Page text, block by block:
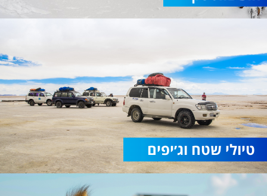
טיולי שטח וג׳יפים